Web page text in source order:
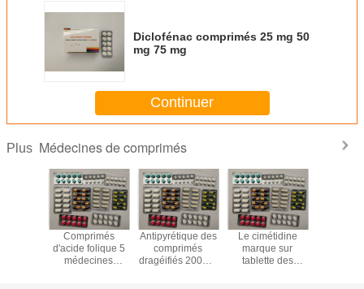
Diclofénac comprimés 25 mg 50
mg 75 mg
Continuer
Plus Médecines de comprimés
Comprimés
d'acide folique 5
médecines
Antipyrétique des
comprimés
dragéifiés 200MG
Le cimétidine
marque sur
tablette des